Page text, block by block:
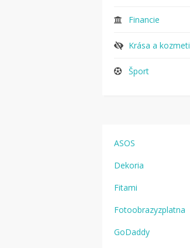
Financie
Krása a
Šport
ASOS
Dekoria
Fitami
Fotoobrazyzplatna
GoDaddy